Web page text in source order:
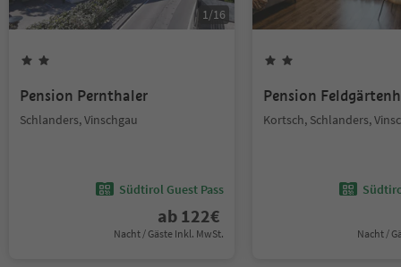
1/16
Pension Pernthaler
Schlanders, Vinschgau
Südtirol Guest Pass
ab 122€
Nacht / Gäste Inkl. MwSt.
Pension
Kortsch, Schlanders,
Nacht /